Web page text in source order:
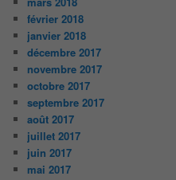
février 2018
janvier 2018
décembre 2017
novembre 2017
octobre 2017
septembre 2017
août 2017
juillet 2017
juin 2017
mai 2017